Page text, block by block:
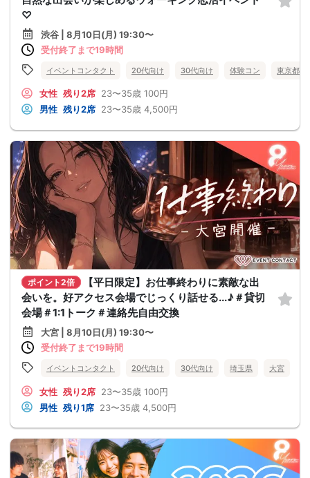
♡
渋谷 | 8月10日(月) 19:30〜
受付終了まで19時間
イベントコンタクト 20代向け 30代向け 体験コン 東京都
女性 残り2席 23〜35歳 100円
男性 残り2席 23〜35歳 4,500円
ポイント2倍
【平日限定】お仕事終わりに素敵な出
会いを。好アクセス会場でじっくり話せる...♪＃貸切
会場＃1:1トーク＃連絡先自由交換
大宮 | 8月10日(月) 19:30〜
受付終了まで19時間
イベントコンタクト 20代向け 30代向け 埼玉県 大宮
女性 残り2席 23〜35歳 100円
男性 残り1席 23〜35歳 4,500円